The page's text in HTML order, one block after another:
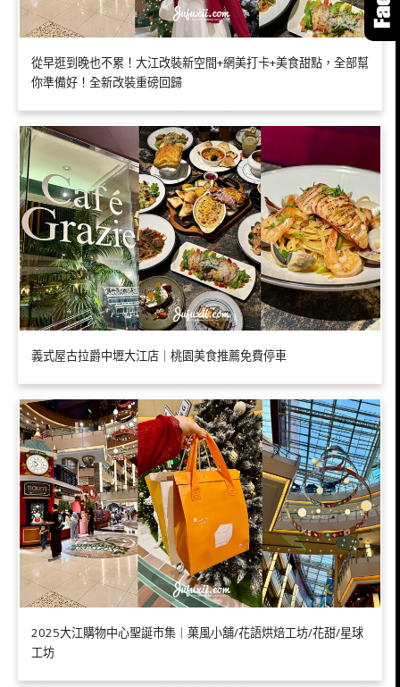
從早逛到晚也不累！大江改裝新空間+網美打卡+美食甜點，全部幫
你準備好！全新改裝重磅回歸
義式屋古拉爵中壢大江店｜桃園美食推薦免費停車
2025大江購物中心聖誕市集｜菓風小舖/花語烘焙工坊/花甜/星球
工坊